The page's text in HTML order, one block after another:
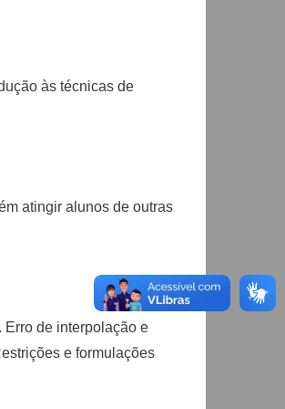
às técnicas de
atingir alunos de outras
Erro de interpolação e
e formulações